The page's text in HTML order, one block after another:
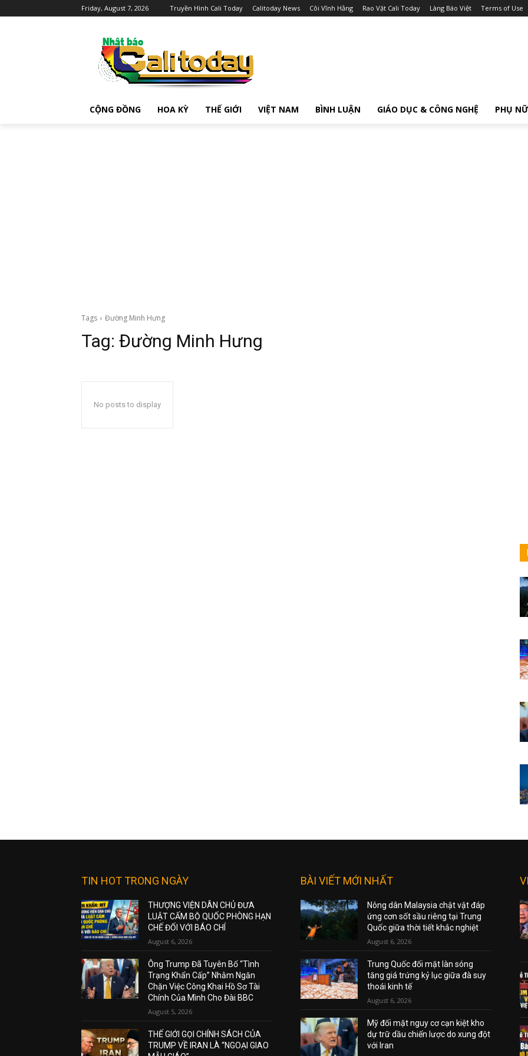
Friday, August 7, 2026 Truyền Hình Cali Today Calitoday News Cõi Vĩnh Hằng Rao Vặt Cali Today Làng Báo Việt Terms of Use
CỘNG ĐỒNG HOA KỲ THẾ GIỚI VIỆT NAM BÌNH LUẬN GIÁO DỤC & CÔNG NGHỆ PHỤ NỮ
Tags Đường Minh Hưng
Tag: Đường Minh Hưng
No posts to display
TIN HOT TRONG NGÀY
THƯỢNG VIỆN DÂN CHỦ ĐƯA
LUẬT CẤM BỘ QUỐC PHÒNG HẠN
CHẾ ĐỐI VỚI BÁO CHÍ
August 6, 2026
Ông Trump Đã Tuyên Bố “Tình
Trạng Khẩn Cấp” Nhằm Ngăn
Chặn Việc Công Khai Hồ Sơ Tài
Chính Của Mình Cho Đài BBC
August 5, 2026
THẾ GIỚI GỌI CHÍNH SÁCH CỦA
TRUMP VỀ IRAN LÀ “NGOẠI GIAO
BÀI VIẾT MỚI NHẤT
Nông dân Malaysia chật vật đáp
ứng cơn sốt sầu riêng tại Trung
Quốc giữa thời tiết khắc nghiệt
August 6, 2026
Trung Quốc đối mặt làn sóng
tăng giá trứng kỷ lục giữa đà suy
thoái kinh tế
August 6, 2026
Mỹ đối mặt nguy cơ cạn kiệt kho
dự trữ dầu chiến lược do xung đột
với Iran